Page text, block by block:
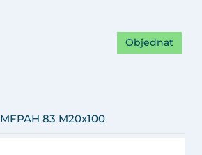
MFPAH 83 M20x100
Objednat